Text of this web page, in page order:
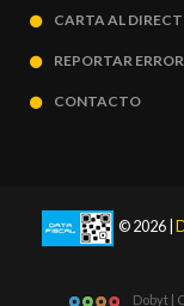
CARTA AL
REPORTAR ERROR
CONTACTO
© 2026 |
Dobyt |